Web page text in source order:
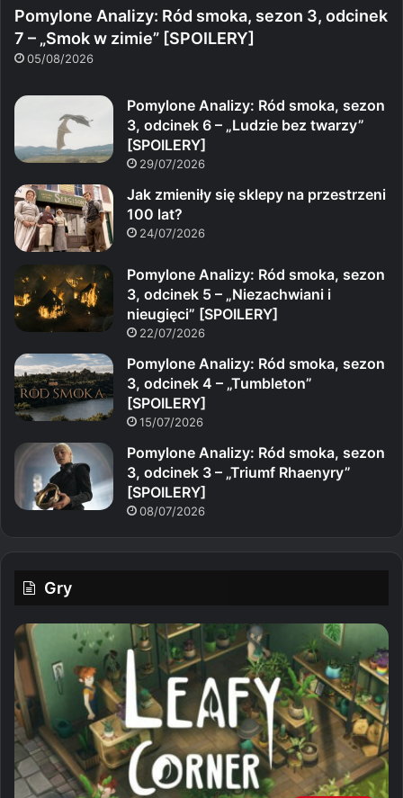
Pomylone Analizy: Ród smoka, sezon 3, odcinek
7 – „Smok w zimie” [SPOILERY]
05/08/2026
Pomylone Analizy: Ród smoka, sezon
3, odcinek 6 – „Ludzie bez twarzy”
[SPOILERY]
29/07/2026
Jak zmieniły się sklepy na przestrzeni
100 lat?
24/07/2026
Pomylone Analizy: Ród smoka, sezon
3, odcinek 5 – „Niezachwiani i
nieugięci” [SPOILERY]
22/07/2026
Pomylone Analizy: Ród smoka, sezon
3, odcinek 4 – „Tumbleton”
[SPOILERY]
15/07/2026
Pomylone Analizy: Ród smoka, sezon
3, odcinek 3 – „Triumf Rhaenyry”
[SPOILERY]
08/07/2026
Gry